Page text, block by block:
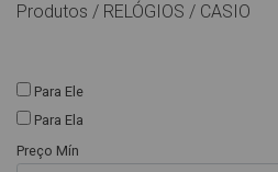
Produtos / RELÓGIOS / CASIO
Para Ele
Para Ela
Preço Mín